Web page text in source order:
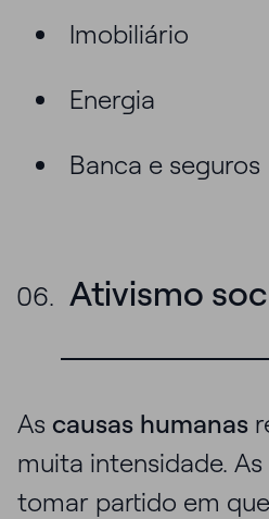
Imobiliário
Energia
Banca e seguros
Ativismo
As causas humanas
muita intensidade.
tomar partido em